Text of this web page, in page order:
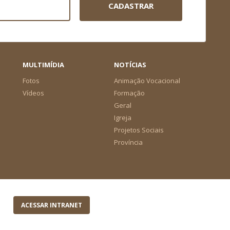
CADASTRAR
MULTIMÍDIA
Fotos
Vídeos
NOTÍCIAS
Animação Vocacional
Formação
Geral
Igreja
Projetos Sociais
Província
ACESSAR INTRANET